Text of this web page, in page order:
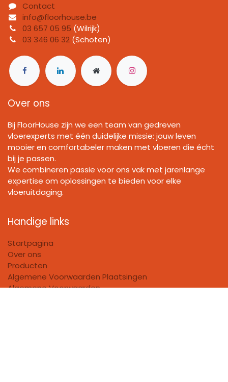
Contact
info@floorhouse.be
03 657 05 95 (Wilrijk)
03 346 06 32 (Schoten)
Over ons
Bij FloorHouse zijn we een team van gedreven
vloerexperts met één duidelijke missie: jouw leven
mooier en comfortabeler maken met vloeren die écht
bij je passen.
We combineren passie voor ons vak met jarenlange
expertise om oplossingen te bieden voor elke
vloeruitdaging.
Handige links
Startpagina
Over ons
Producten
Algemene Voorwaarden Plaatsingen
Algemene Voorwaarden